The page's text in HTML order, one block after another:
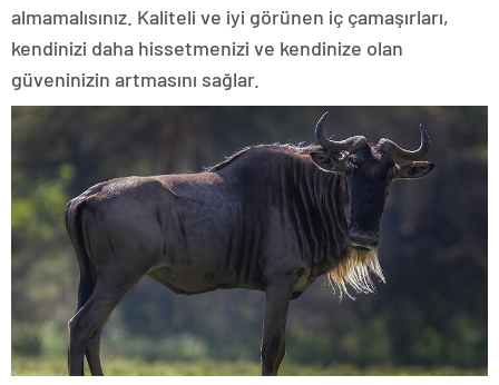
almamalısınız. Kaliteli ve iyi görünen iç çamaşırları,
kendinizi daha hissetmenizi ve kendinize olan
güveninizin artmasını sağlar.